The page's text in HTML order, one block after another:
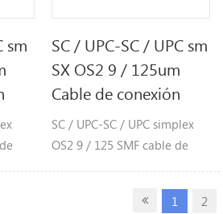
sm
SC / UPC-SC / UPC sm
SX OS2 9 / 125um
Cable de conexión
SC / UPC-SC / UPC simplex
OS2 9 / 125 SMF cable de
1 2